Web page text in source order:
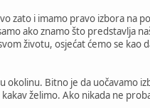
zato i imamo pravo izbora na
ako znamo što predstavlja
životu, osjećat ćemo se kao
okolinu. Bitno je da uočavamo
želimo. Ako nikada ne